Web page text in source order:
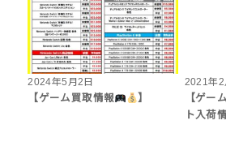
2024年5月2日
【ゲーム買取情報
】
2021年2
【ゲー
ト入荷